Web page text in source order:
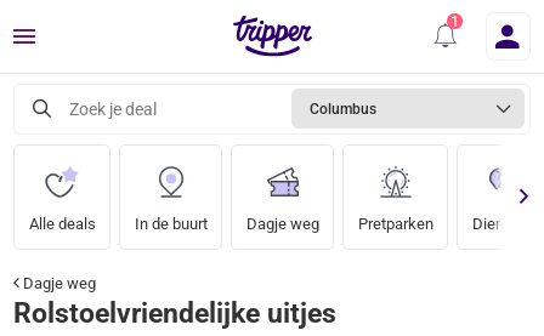
Menu
Zoek je deal Columbus
Alle deals In de buurt Dagje weg Pretparken Dierentuin
Dagje weg
Rolstoelvriendelijke uitjes